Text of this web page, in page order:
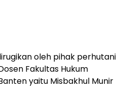
oleh pihak perhutani
Fakultas Hukum
yaitu Misbakhul Munir